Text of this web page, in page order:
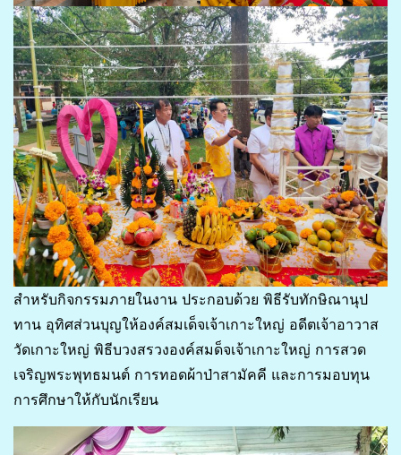
สำหรับกิจกรรมภายในงาน ประกอบด้วย พิธีรับทักษิณานุป
ทาน อุทิศส่วนบุญให้องค์สมเด็จเจ้าเกาะใหญ่ อดีตเจ้าอาวาส
วัดเกาะใหญ่ พิธีบวงสรวงองค์สมด็จเจ้าเกาะใหญ่ การสวด
เจริญพระพุทธมนต์ การทอดผ้าป่าสามัคคี และการมอบทุน
การศึกษาให้กับนักเรียน